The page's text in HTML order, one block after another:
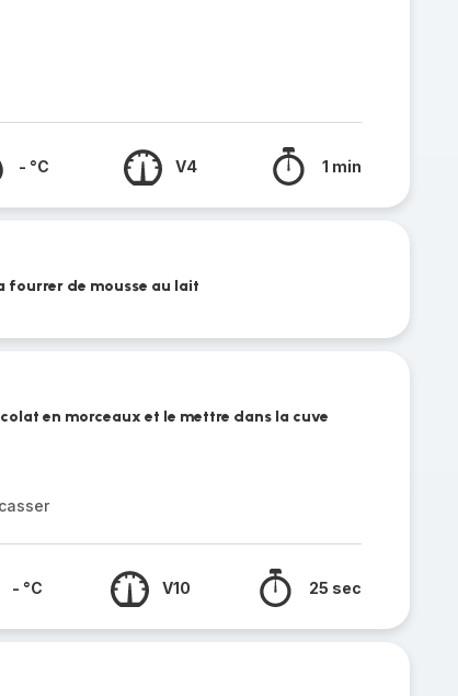
- °C V4 1 min
fourrer de mousse au lait
en morceaux et le mettre dans la cuve
- °C V10 25 sec